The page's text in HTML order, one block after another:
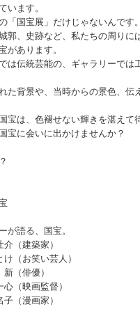
います。
「国宝展」だけじゃないんです。
郭、史跡など、私たちの周り
があります。
は伝統芸能の、ギャラリーで
た背景や、当時からの景色、
宝は、色褪せない輝きを湛えて
宝に会いに出かけませんか？
が語る、国宝。
（建築家）
（お笑い芸人）
（俳優）
（映画監督）
（漫画家）